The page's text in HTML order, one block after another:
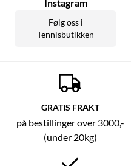
Instagram
Følg oss i
Tennisbutikken
GRATIS FRAKT
på bestillinger over 3000,-
(under 20kg)